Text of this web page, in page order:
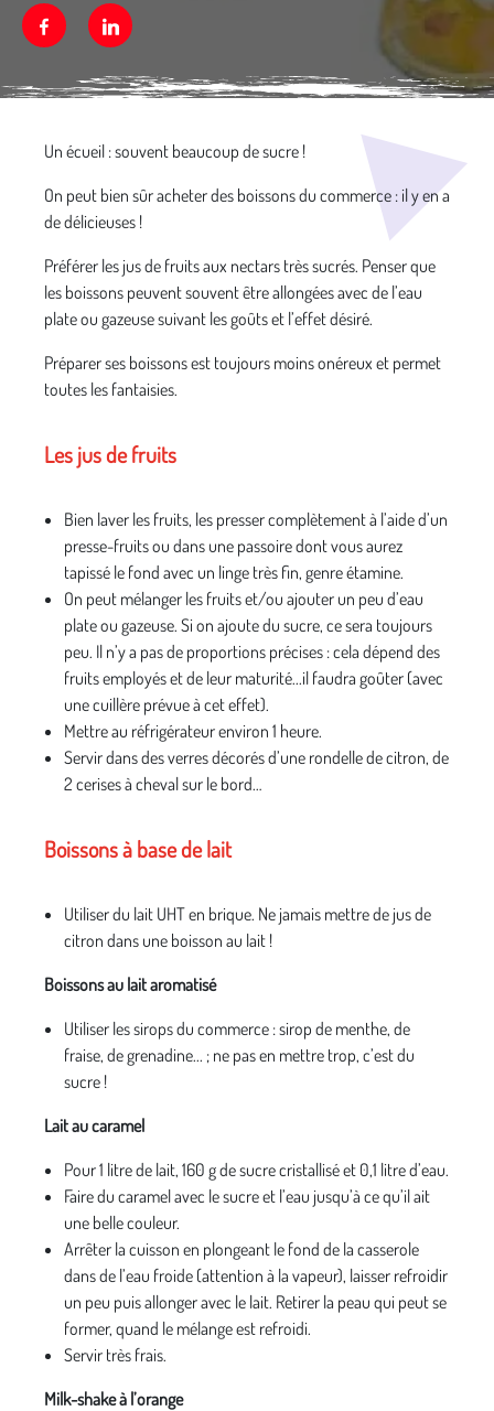
FacebookLinkedin
Un écueil : souvent beaucoup de sucre !
On peut bien sûr acheter des boissons du commerce : il y en a
de délicieuses !
Préférer les jus de fruits aux nectars très sucrés. Penser que
les boissons peuvent souvent être allongées avec de l’eau
plate ou gazeuse suivant les goûts et l’effet désiré.
Préparer ses boissons est toujours moins onéreux et permet
toutes les fantaisies.
Les jus de fruits
Bien laver les fruits, les presser complètement à l’aide d’un
presse-fruits ou dans une passoire dont vous aurez
tapissé le fond avec un linge très fin, genre étamine.
On peut mélanger les fruits et/ou ajouter un peu d’eau
plate ou gazeuse. Si on ajoute du sucre, ce sera toujours
peu. Il n’y a pas de proportions précises : cela dépend des
fruits employés et de leur maturité...il faudra goûter (avec
une cuillère prévue à cet effet).
Mettre au réfrigérateur environ 1 heure.
Servir dans des verres décorés d’une rondelle de citron, de
2 cerises à cheval sur le bord…
Boissons à base de lait
Utiliser du lait UHT en brique. Ne jamais mettre de jus de
citron dans une boisson au lait !
Boissons au lait aromatisé
Utiliser les sirops du commerce : sirop de menthe, de
fraise, de grenadine... ; ne pas en mettre trop, c’est du
sucre !
Lait au caramel
Pour 1 litre de lait, 160 g de sucre cristallisé et 0,1 litre d’eau.
Faire du caramel avec le sucre et l’eau jusqu’à ce qu’il ait
une belle couleur.
Arrêter la cuisson en plongeant le fond de la casserole
dans de l’eau froide (attention à la vapeur), laisser refroidir
un peu puis allonger avec le lait. Retirer la peau qui peut se
former, quand le mélange est refroidi.
Servir très frais.
Milk-shake à l’orange